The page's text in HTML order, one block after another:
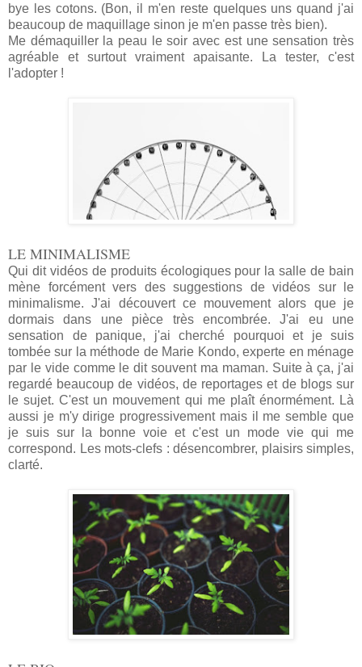
bye les cotons. (Bon, il m'en reste quelques uns quand j'ai
beaucoup de maquillage sinon je m'en passe très bien).
Me démaquiller la peau le soir avec est une sensation très
agréable et surtout vraiment apaisante. La tester, c'est
l'adopter !
LE MINIMALISME
Qui dit vidéos de produits écologiques pour la salle de bain
mène forcément vers des suggestions de vidéos sur le
minimalisme. J'ai découvert ce mouvement alors que je
dormais dans une pièce très encombrée. J'ai eu une
sensation de panique, j'ai cherché pourquoi et je suis
tombée sur la méthode de Marie Kondo, experte en ménage
par le vide comme le dit souvent ma maman. Suite à ça, j'ai
regardé beaucoup de vidéos, de reportages et de blogs sur
le sujet. C'est un mouvement qui me plaît énormément. Là
aussi je m'y dirige progressivement mais il me semble que
je suis sur la bonne voie et c'est un mode vie qui me
correspond. Les mots-clefs : désencombrer, plaisirs simples,
clarté.